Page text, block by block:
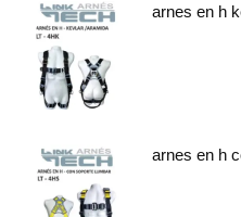
arnes en h
arnes en h